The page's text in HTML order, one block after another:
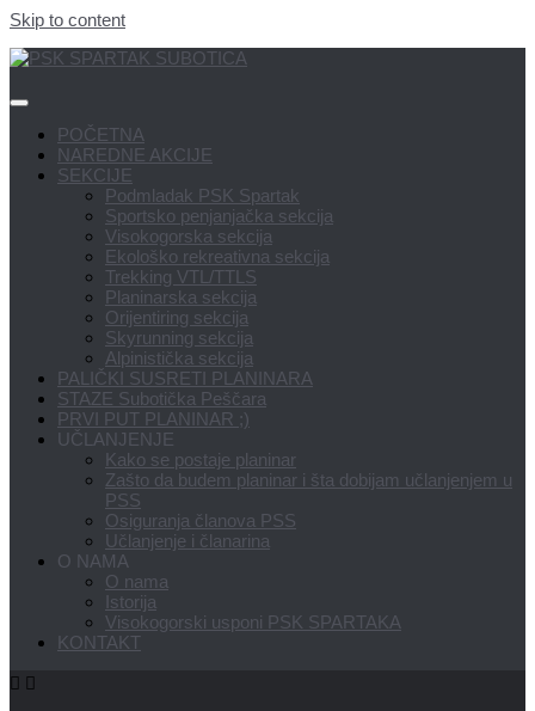
Skip to content
POČETNA
NAREDNE AKCIJE
SEKCIJE
Podmladak PSK Spartak
Sportsko penjanjačka sekcija
Visokogorska sekcija
Ekološko rekreativna sekcija
Trekking VTL/TTLS
Planinarska sekcija
Orijentiring sekcija
Skyrunning sekcija
Alpinistička sekcija
PALIČKI SUSRETI PLANINARA
STAZE Subotička Peščara
PRVI PUT PLANINAR ;)
UČLANJENJE
Kako se postaje planinar
Zašto da budem planinar i šta dobijam učlanjenjem u
PSS
Osiguranja članova PSS
Učlanjenje i članarina
O NAMA
O nama
Istorija
Visokogorski usponi PSK SPARTAKA
KONTAKT